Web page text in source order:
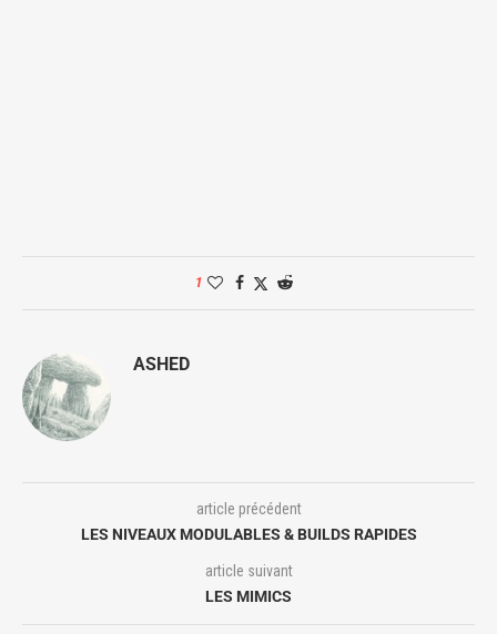
1
ASHED
article précédent
LES NIVEAUX MODULABLES & BUILDS RAPIDES
article suivant
LES MIMICS